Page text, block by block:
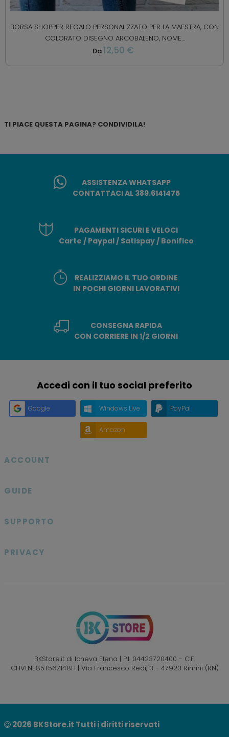
BORSA SHOPPER REGALO PERSONALIZZATO PER LA MAESTRA, CON
COLORATO DISEGNO ARCOBALENO, NOME...
Da12,50 €
TI PIACE QUESTA PAGINA? CONDIVIDILA!
ASSISTENZA WHATSAPP
CONTATTACI AL 389.6141475
PAGAMENTI SICURI E VELOCI
Carte / Paypal / Satispay / Bonifico
REALIZZIAMO IL TUO ORDINE
IN POCHI GIORNI LAVORATIVI
CONSEGNA RAPIDA
CON CORRIERE IN 1/2 GIORNI
Accedi con il tuo social preferito
Google Windows Live PayPal
Amazon
ACCOUNT
GUIDE
SUPPORTO
PRIVACY
BKStore.it di Icheva Elena | P.I. 04423720400 - C.F.
CHVLNE85T56Z148H | Via Francesco Redi, 3 - 47923 Rimini (RN)
2026 BKStore.it Tutti i diritti riservati